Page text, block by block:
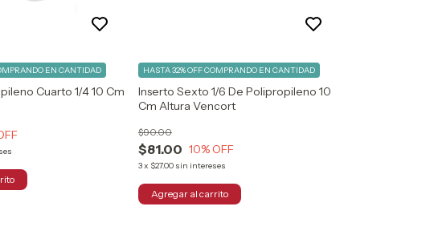
Cuarto 1/4 10 Cm
EN CANTIDAD
Inserto Sexto 1/6 De Polipropileno 10
Cm Altura Vencort
$81.00
$90.00
10% OFF
3x $27.00 sin intereses
HASTA 32% OFFCOMPRANDO EN CANTIDAD